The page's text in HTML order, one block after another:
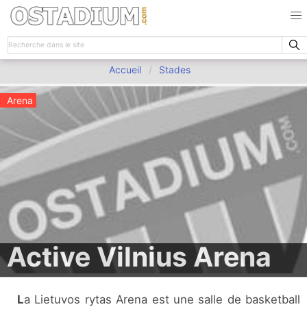
Accueil Stades
Arena
Active Vilnius Arena
La Lietuvos rytas Arena est une salle de basketball